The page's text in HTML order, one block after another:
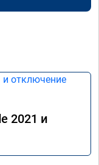
2021 и